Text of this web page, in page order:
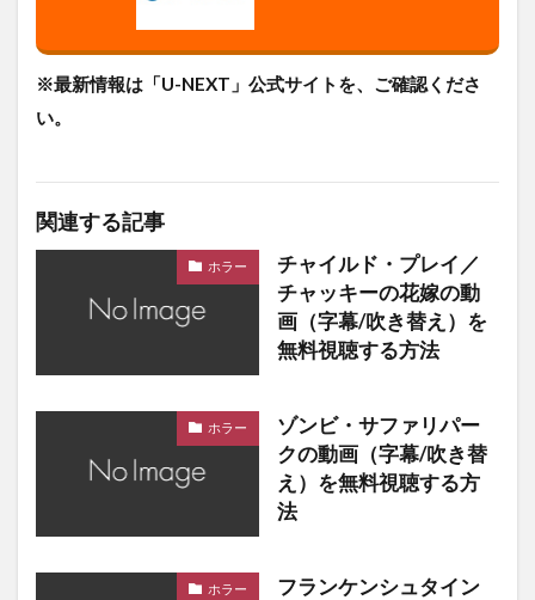
※最新情報は「U-NEXT」公式サイトを、ご確認くださ
い。
関連する記事
ホラー
チャイルド・プレイ／
チャッキーの花嫁の動
画（字幕/吹き替え）を
無料視聴する方法
ホラー
ゾンビ・サファリパー
クの動画（字幕/吹き替
え）を無料視聴する方
法
ホラー
フランケンシュタイン